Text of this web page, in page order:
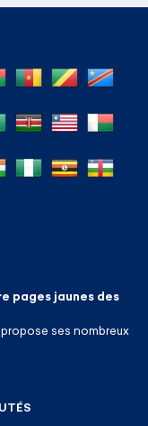
pages jaunes des
ses nombreux